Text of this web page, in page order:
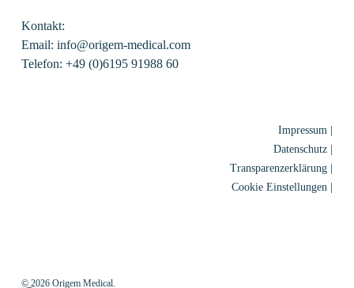
Kontakt:
Email: info@origem-medical.com
Telefon: +49 (0)6195 91988 60
Impressum |
Datenschutz |
Transparenzerklärung |
Cookie Einstellungen |
© 2026 Origem Medical.